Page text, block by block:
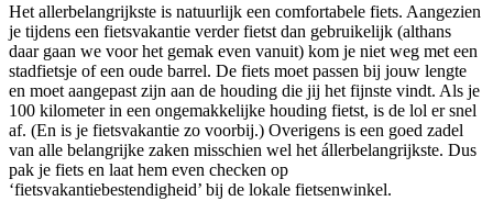
Het allerbelangrijkste is natuurlijk een comfortabele fiets. Aangezien
je tijdens een fietsvakantie verder fietst dan gebruikelijk (althans
daar gaan we voor het gemak even vanuit) kom je niet weg met een
stadfietsje of een oude barrel. De fiets moet passen bij jouw lengte
en moet aangepast zijn aan de houding die jij het fijnste vindt. Als je
100 kilometer in een ongemakkelijke houding fietst, is de lol er snel
af. (En is je fietsvakantie zo voorbij.) Overigens is een goed zadel
van alle belangrijke zaken misschien wel het állerbelangrijkste. Dus
pak je fiets en laat hem even checken op
‘fietsvakantiebestendigheid’ bij de lokale fietsenwinkel.